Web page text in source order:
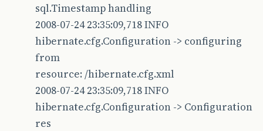
sql.Timestamp handling
2008-07-24 23:35:09,718 INFO
hibernate.cfg.Configuration -> configuring
from
resource: /hibernate.cfg.xml
2008-07-24 23:35:09,718 INFO
hibernate.cfg.Configuration -> Configuration
res